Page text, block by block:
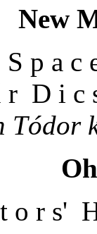
New
S p a
D i c
Tódor
o r s'